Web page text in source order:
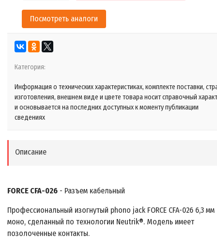
Посмотреть аналоги
Категория:
Информация о технических характеристиках, комплекте поставки,
изготовления, внешнем виде и цвете товара носит справочный
и основывается на последних доступных к моменту публикации
сведениях
Описание
FORCE CFA-026 - Разъем кабельный
Профессиональный изогнутый phono jack FORCE CFA-026 6,3 мм
моно, сделанный по технологии Neutrik®. Модель имеет
позолоченные контакты.